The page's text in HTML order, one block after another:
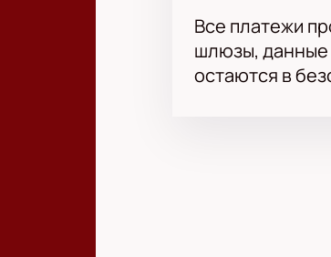
Все платежи
шлюзы, данные
остаются в